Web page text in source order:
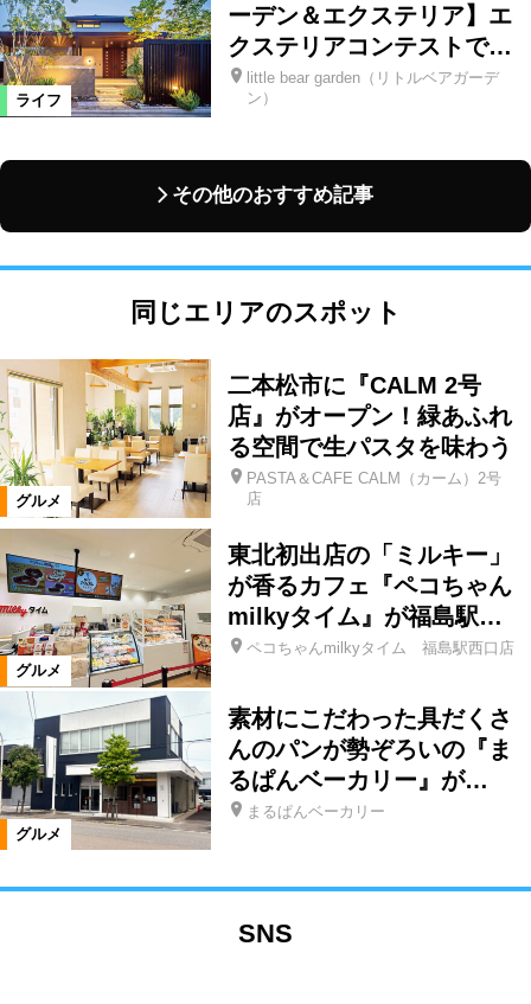
ライフ
ーデン＆エクステリア】エ
クステリアコンテストで…
little bear garden（リトルベアガーデ
ン）
その他のおすすめ記事
同じエリアのスポット
グルメ
二本松市に『CALM 2号
店』がオープン！緑あふれ
る空間で生パスタを味わう
PASTA＆CAFE CALM（カーム）2号
店
グルメ
東北初出店の「ミルキー」
が香るカフェ『ペコちゃん
milkyタイム』が福島駅…
ペコちゃんmilkyタイム 福島駅西口店
グルメ
素材にこだわった具だくさ
んのパンが勢ぞろいの『ま
るぱんベーカリー』が…
まるぱんベーカリー
SNS